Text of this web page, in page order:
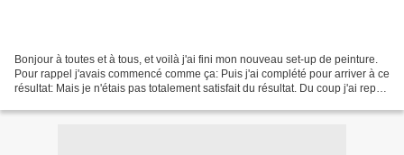
Bonjour à toutes et à tous, et voilà j'ai fini mon nouveau set-up de peinture.
Pour rappel j'avais commencé comme ça: Puis j'ai complété pour arriver à ce
résultat: Mais je n'étais pas totalement satisfait du résultat. Du coup j'ai repris